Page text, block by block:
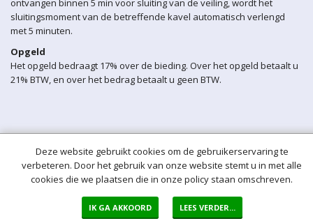
ontvangen binnen 5 min voor sluiting van de veiling, wordt het
sluitingsmoment van de betreffende kavel automatisch verlengd
met 5 minuten.
Opgeld
Het opgeld bedraagt 17% over de bieding. Over het opgeld betaalt u
21% BTW, en over het bedrag betaalt u geen BTW.
Deze website gebruikt cookies om de gebruikerservaring te
verbeteren. Door het gebruik van onze website stemt u in met alle
cookies die we plaatsen die in onze policy staan omschreven.
IK GA AKKOORD LEES VERDER...